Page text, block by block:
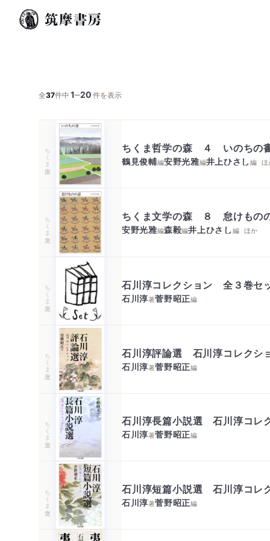
全37件中1─20件を表示
ちくま文庫 ちくま哲学の森 ４ いのちの
鶴見俊輔編安野光雅編井上ひさし編 ほ
ちくま文庫 ちくま文学の森 ８ 怠けもの
安野光雅編森毅編井上ひさし編 ほか
ちくま文庫 石川淳コレクション 全３巻セ
石川淳著菅野昭正編
ちくま文庫 石川淳評論選 石川淳コレクシ
石川淳著菅野昭正編
ちくま文庫 石川淳長篇小説選 石川淳コレ
石川淳著菅野昭正編
ちくま文庫 石川淳短篇小説選 石川淳コレ
石川淳著菅野昭正編